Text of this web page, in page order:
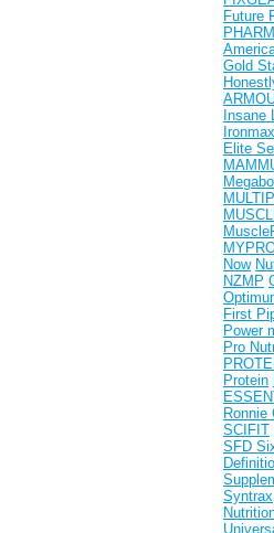
Future
Gold
Insane
Elite
Megabol
Now
NZMP
First
Power
Pro
Protein
Ronnie
SCIFIT
SFD
Syntrax